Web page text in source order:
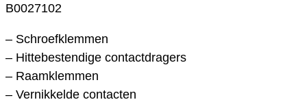
B0027102
– Schroefklemmen
– Hittebestendige contactdragers
– Raamklemmen
– Vernikkelde contacten